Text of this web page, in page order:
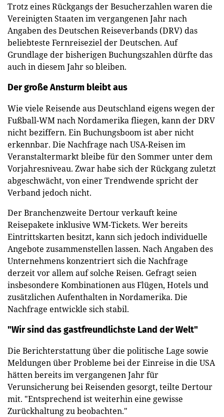
Trotz eines Rückgangs der Besucherzahlen waren die
Vereinigten Staaten im vergangenen Jahr nach
Angaben des Deutschen Reiseverbands (DRV) das
beliebteste Fernreiseziel der Deutschen. Auf
Grundlage der bisherigen Buchungszahlen dürfte das
auch in diesem Jahr so bleiben.
Der große Ansturm bleibt aus
Wie viele Reisende aus Deutschland eigens wegen der
Fußball-WM nach Nordamerika fliegen, kann der DRV
nicht beziffern. Ein Buchungsboom ist aber nicht
erkennbar. Die Nachfrage nach USA-Reisen im
Veranstaltermarkt bleibe für den Sommer unter dem
Vorjahresniveau. Zwar habe sich der Rückgang zuletzt
abgeschwächt, von einer Trendwende spricht der
Verband jedoch nicht.
Der Branchenzweite Dertour verkauft keine
Reisepakete inklusive WM-Tickets. Wer bereits
Eintrittskarten besitzt, kann sich jedoch individuelle
Angebote zusammenstellen lassen. Nach Angaben des
Unternehmens konzentriert sich die Nachfrage
derzeit vor allem auf solche Reisen. Gefragt seien
insbesondere Kombinationen aus Flügen, Hotels und
zusätzlichen Aufenthalten in Nordamerika. Die
Nachfrage entwickle sich stabil.
"Wir sind das gastfreundlichste Land der Welt"
Die Berichterstattung über die politische Lage sowie
Meldungen über Probleme bei der Einreise in die USA
hätten bereits im vergangenen Jahr für
Verunsicherung bei Reisenden gesorgt, teilte Dertour
mit. "Entsprechend ist weiterhin eine gewisse
Zurückhaltung zu beobachten."